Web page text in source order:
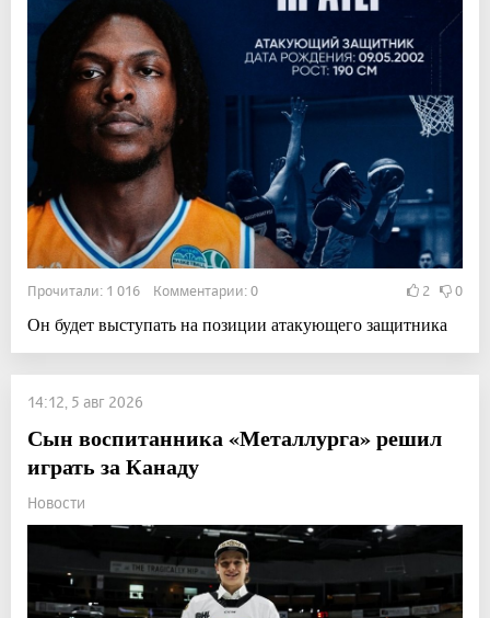
Прочитали: 1 016 Комментарии: 0 2 0
Он будет выступать на позиции атакующего защитника
14:12, 5 авг 2026
Сын воспитанника «Металлурга» решил
играть за Канаду
Новости